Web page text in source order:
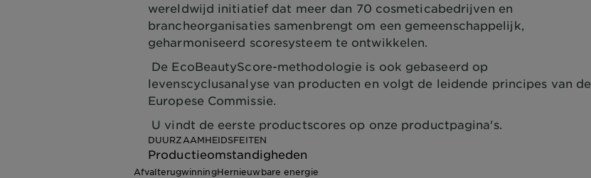
wereldwijd initiatief dat meer dan 70 cosmeticabedrijven en
brancheorganisaties samenbrengt om een gemeenschappelijk,
geharmoniseerd scoresysteem te ontwikkelen.
De EcoBeautyScore-methodologie is ook gebaseerd op
levenscyclusanalyse van producten en volgt de leidende principes van de
Europese Commissie.
U vindt de eerste productscores op onze productpagina's.
DUURZAAMHEIDSFEITEN
Productieomstandigheden
AfvalterugwinningHernieuwbare energie